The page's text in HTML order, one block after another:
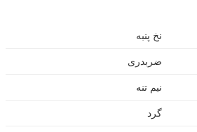
نخ پنبه
ضربدری
نیم تنه
گرد